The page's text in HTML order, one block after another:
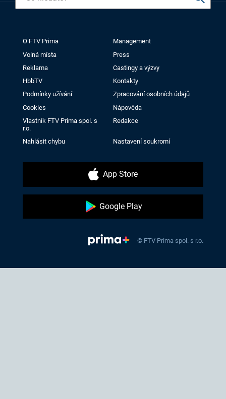
O FTV Prima
Management
Volná místa
Press
Reklama
Castingy a výzvy
HbbTV
Kontakty
Podmínky užívání
Zpracování osobních údajů
Cookies
Nápověda
Vlastník FTV Prima spol. s
r.o.
Redakce
Nahlásit chybu Nastavení soukromí
App Store
Google Play
© FTV Prima spol. s r.o.